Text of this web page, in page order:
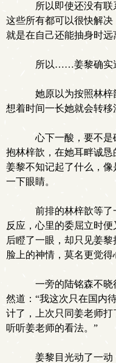
所以即使还没有联
这些所有都可以很快解
就是在自己还能抽身时远
所以……姜黎确实
她原以为按照林梓
想着时间一长她就会转
心下一酸，要不是
抱林梓歆，在她耳畔诚
姜黎不知记起了什么，
一下眼睛。
前排的林梓歆等了
反应，心里的委屈立时
后瞪了一眼，却只见姜
脸上的神情，莫名更觉得
一旁的陆铭森不晓
然道：“我这次只在国内
计了，上次只同姜老师
听听姜老师的看法。”
姜黎目光动了一动